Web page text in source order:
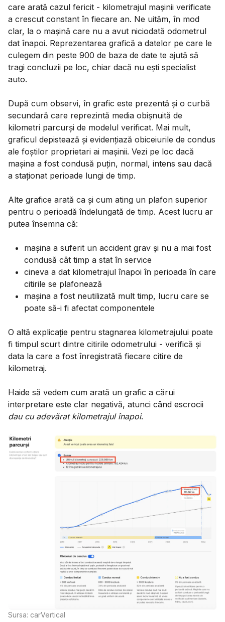
care arată cazul fericit - kilometrajul mașinii verificate
a crescut constant în fiecare an. Ne uităm, în mod
clar, la o mașină care nu a avut niciodată odometrul
dat înapoi. Reprezentarea grafică a datelor pe care le
culegem din peste 900 de baza de date te ajută să
tragi concluzii pe loc, chiar dacă nu ești specialist
auto.
După cum observi, în grafic este prezentă și o curbă
secundară care reprezintă media obișnuită de
kilometri parcurși de modelul verificat. Mai mult,
graficul depistează și evidențiază obiceiurile de condus
ale foștilor proprietari ai mașinii. Vezi pe loc dacă
mașina a fost condusă puțin, normal, intens sau dacă
a staționat perioade lungi de timp.
Alte grafice arată ca și cum ating un plafon superior
pentru o perioadă îndelungată de timp. Acest lucru ar
putea însemna că:
mașina a suferit un accident grav și nu a mai fost
condusă cât timp a stat în service
cineva a dat kilometrajul înapoi în perioada în care
citirile se plafonează
mașina a fost neutilizată mult timp, lucru care se
poate să-i fi afectat componentele
O altă explicație pentru stagnarea kilometrajului poate
fi timpul scurt dintre citirile odometrului - verifică și
data la care a fost înregistrată fiecare citire de
kilometraj.
Haide să vedem cum arată un grafic a cărui
interpretare este clar negativă, atunci când escrocii
dau cu adevărat kilometrajul înapoi.
Sursa: carVertical